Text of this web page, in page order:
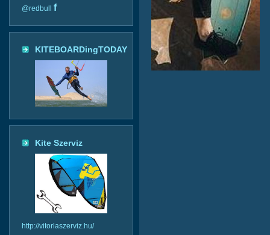
@redbull f
KITEBOARDingTODAY
Kite Szerviz
http://vitorlaszerviz.hu/